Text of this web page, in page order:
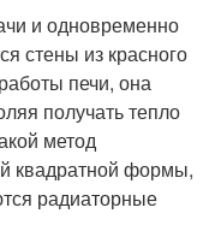
и одновременно
стены из красного
печи, она
получать тепло
метод
квадратной формы,
радиаторные